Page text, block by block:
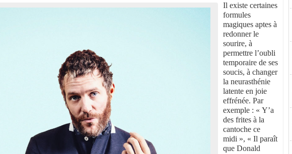
Il existe certaines
formules
magiques aptes à
redonner le
sourire, à
permettre l’oubli
temporaire de ses
soucis, à changer
la neurasthénie
latente en joie
effrénée. Par
exemple : « Y’a
des frites à la
cantoche ce
midi », « Il paraît
que Donald